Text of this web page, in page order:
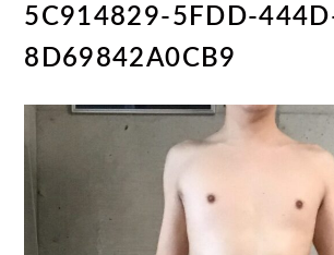
5C914829-5FDD-
8D69842A0CB9